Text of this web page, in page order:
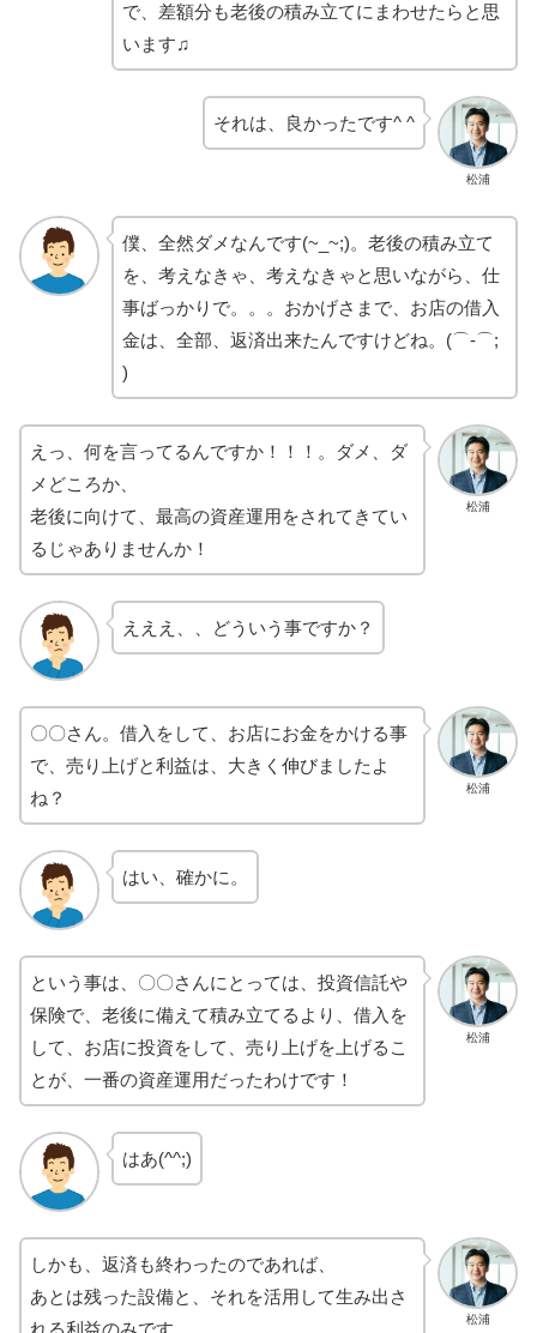
で、差額分も老後の積み立てにまわせたらと思
います♫
松浦
それは、良かったです^ ^
僕、全然ダメなんです(~_~;)。老後の積み立て
を、考えなきゃ、考えなきゃと思いながら、仕
事ばっかりで。。。おかげさまで、お店の借入
金は、全部、返済出来たんですけどね。(⌒-⌒;
)
松浦
えっ、何を言ってるんですか！！！。ダメ、ダ
メどころか、
老後に向けて、最高の資産運用をされてきてい
るじゃありませんか！
えええ、、どういう事ですか？
松浦
〇〇さん。借入をして、お店にお金をかける事
で、売り上げと利益は、大きく伸びましたよ
ね？
はい、確かに。
松浦
という事は、〇〇さんにとっては、投資信託や
保険で、老後に備えて積み立てるより、借入を
して、お店に投資をして、売り上げを上げるこ
とが、一番の資産運用だったわけです！
はあ(^^;)
松浦
しかも、返済も終わったのであれば、
あとは残った設備と、それを活用して生み出さ